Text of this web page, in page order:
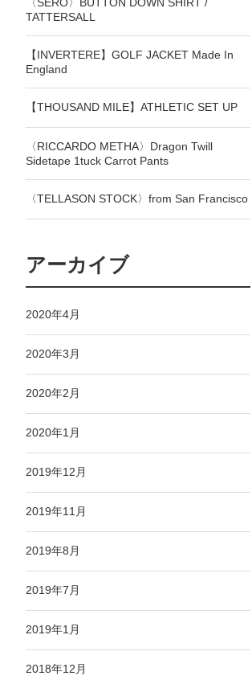
TATTERSALL
【INVERTERE】GOLF JACKET Made In
England
【THOUSAND MILE】ATHLETIC SET UP
〈RICCARDO METHA〉Dragon Twill
Sidetape 1tuck Carrot Pants
〈TELLASON STOCK〉from San Francisco
アーカイブ
2020年4月
2020年3月
2020年2月
2020年1月
2019年12月
2019年11月
2019年8月
2019年7月
2019年1月
2018年12月